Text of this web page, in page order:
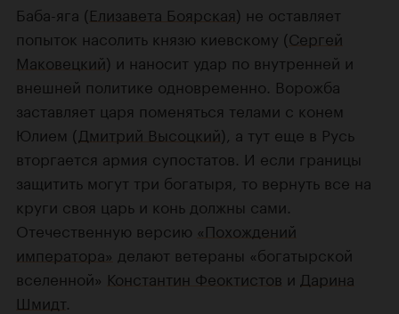
Баба-яга (Елизавета Боярская) не оставляет
попыток насолить князю киевскому (Сергей
Маковецкий) и наносит удар по внутренней и
внешней политике одновременно. Ворожба
заставляет царя поменяться телами с конем
Юлием (Дмитрий Высоцкий), а тут еще в Русь
вторгается армия супостатов. И если границы
защитить могут три богатыря, то вернуть все на
круги своя царь и конь должны сами.
Отечественную версию «Похождений
императора» делают ветераны «богатырской
вселенной» Константин Феоктистов и Дарина
Шмидт